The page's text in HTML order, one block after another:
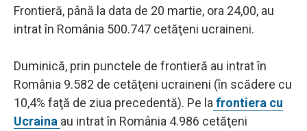
Frontieră, până la data de 20 martie, ora 24,00, au
intrat în România 500.747 cetăţeni ucraineni.
Duminică, prin punctele de frontieră au intrat în
România 9.582 de cetăţeni ucraineni (în scădere cu
10,4% faţă de ziua precedentă). Pe la frontiera cu
Ucraina au intrat în România 4.986 cetăţeni